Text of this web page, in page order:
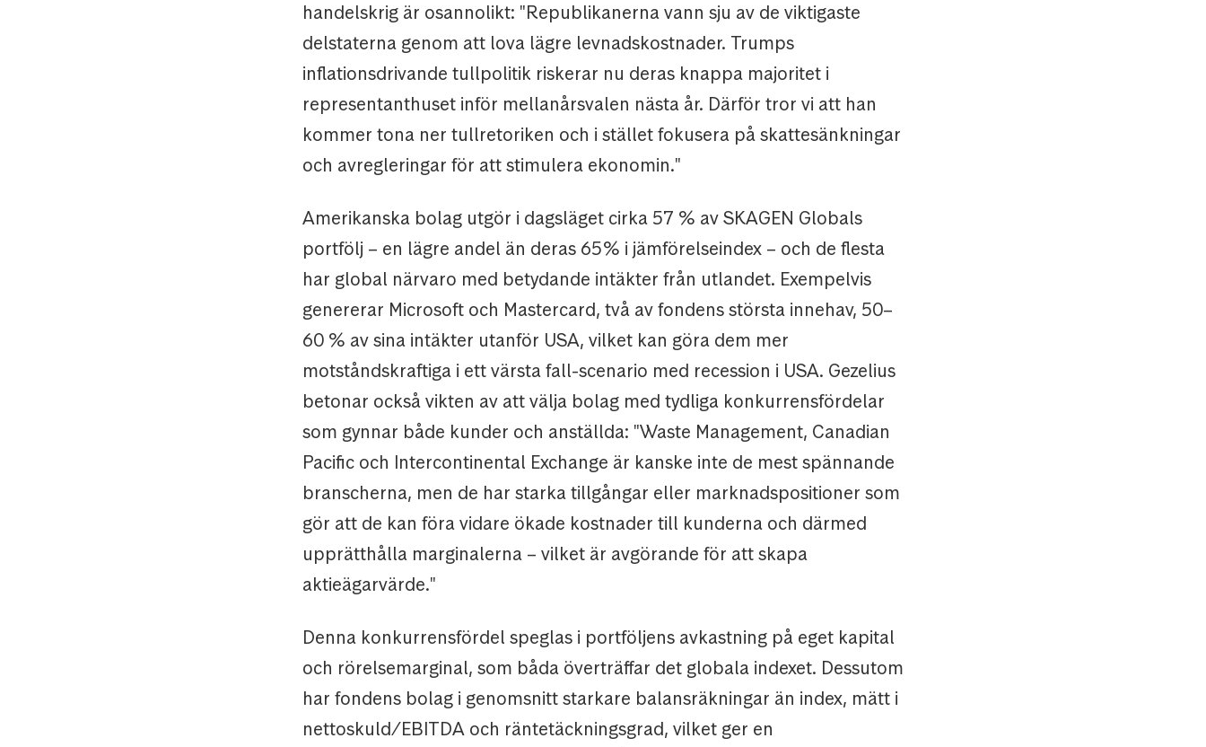
handelskrig är osannolikt: "Republikanerna vann sju av de viktigaste
delstaterna genom att lova lägre levnadskostnader. Trumps
inflationsdrivande tullpolitik riskerar nu deras knappa majoritet i
representanthuset inför mellanårsvalen nästa år. Därför tror vi att han
kommer tona ner tullretoriken och i stället fokusera på skattesänkningar
och avregleringar för att stimulera ekonomin."
Amerikanska bolag utgör i dagsläget cirka 57 % av SKAGEN Globals
portfölj – en lägre andel än deras 65 % i jämförelseindex – och de flesta
har global närvaro med betydande intäkter från utlandet. Exempelvis
genererar Microsoft och Mastercard, två av fondens största innehav, 50–
60 % av sina intäkter utanför USA, vilket kan göra dem mer
motståndskraftiga i ett värsta fall-scenario med recession i USA. Gezelius
betonar också vikten av att välja bolag med tydliga konkurrensfördelar
som gynnar både kunder och anställda: "Waste Management, Canadian
Pacific och Intercontinental Exchange är kanske inte de mest spännande
branscherna, men de har starka tillgångar eller marknadspositioner som
gör att de kan föra vidare ökade kostnader till kunderna och därmed
upprätthålla marginalerna – vilket är avgörande för att skapa
aktieägarvärde."
Denna konkurrensfördel speglas i portföljens avkastning på eget kapital
och rörelsemarginal, som båda överträffar det globala indexet. Dessutom
har fondens bolag i genomsnitt starkare balansräkningar än index, mätt i
nettoskuld/EBITDA och räntetäckningsgrad, vilket ger en